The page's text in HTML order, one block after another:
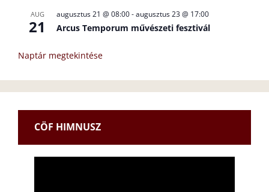
AUG
21
augusztus 21 @ 08:00-augusztus 23 @ 17:00
Arcus Temporum művészeti fesztivál
Naptár megtekintése
CÖF HIMNUSZ